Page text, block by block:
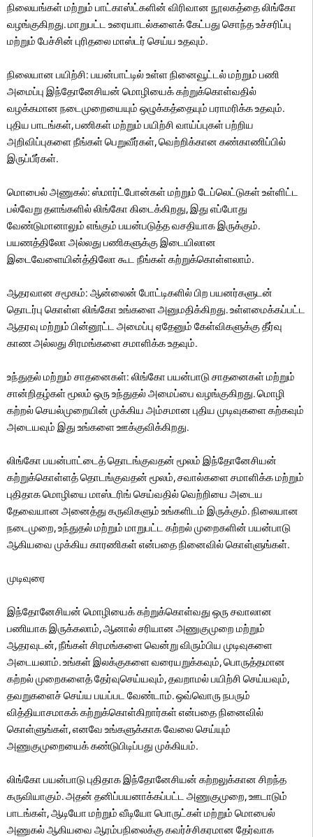
நிலையங்கள் மற்றும் பாட்காஸ்ட்களின் விரிவான நூலகத்தை லிங்கோ
வழங்குகிறது. மாறுபட்ட உரையாடல்களைக் கேட்பது சொந்த உச்சரிப்பு
மற்றும் பேச்சின் புரிதலை மாஸ்டர் செய்ய உதவும்.
நிலையான பயிற்சி: பயன்பாட்டில் உள்ள நினைவூட்டல் மற்றும் பணி
அமைப்பு இந்தோனேசியன் மொழியைக் கற்றுக்கொள்வதில்
வழக்கமான நடைமுறையையும் ஒழுக்கத்தையும் பராமரிக்க உதவும்.
புதிய பாடங்கள், பணிகள் மற்றும் பயிற்சி வாய்ப்புகள் பற்றிய
அறிவிப்புகளை நீங்கள் பெறுவீர்கள், வெற்றிக்கான கண்காணிப்பில்
இருப்பீர்கள்.
மொபைல் அணுகல்: ஸ்மார்ட்போன்கள் மற்றும் டேப்லெட்டுகள் உள்ளிட்ட
பல்வேறு தளங்களில் லிங்கோ கிடைக்கிறது, இது எப்போது
வேண்டுமானாலும் எங்கும் பயன்படுத்த வசதியாக இருக்கும்.
பயணத்திலோ அல்லது பணிகளுக்கு இடையிலான
இடைவேளையின்த்திலோ கூட நீங்கள் கற்றுக்கொள்ளலாம்.
ஆதரவான சமூகம்: ஆன்லைன் போட்டிகளில் பிற பயனர்களுடன்
தொடர்பு கொள்ள லிங்கோ உங்களை அனுமதிக்கிறது. உள்ளமைக்கப்பட்ட
ஆதரவு மற்றும் பின்னூட்ட அமைப்பு ஏதேனும் கேள்விகளுக்கு தீர்வு
காண அல்லது சிரமங்களை சமாளிக்க உதவும்.
உந்துதல் மற்றும் சாதனைகள்: லிங்கோ பயன்பாடு சாதனைகள் மற்றும்
சான்றிதழ்கள் மூலம் ஒரு உந்துதல் அமைப்பை வழங்குகிறது. மொழி
கற்றல் செயல்முறையின் முக்கிய அம்சமான புதிய முடிவுகளை கற்கவும்
அடையவும் இது உங்களை ஊக்குவிக்கிறது.
லிங்கோ பயன்பாட்டைத் தொடங்குவதன் மூலம் இந்தோனேசியன்
கற்றுக்கொள்ளத் தொடங்குவதன் மூலம், சவால்களை சமாளிக்க மற்றும்
புதிதாக மொழியை மாஸ்டரிங் செய்வதில் வெற்றியை அடைய
தேவையான அனைத்து கருவிகளும் உங்களிடம் இருக்கும். நிலையான
நடைமுறை, உந்துதல் மற்றும் மாறுபட்ட கற்றல் முறைகளின் பயன்பாடு
ஆகியவை முக்கிய காரணிகள் என்பதை நினைவில் கொள்ளுங்கள்.
முடிவுரை
இந்தோனேசியன் மொழியைக் கற்றுக்கொள்வது ஒரு சவாலான
பணியாக இருக்கலாம், ஆனால் சரியான அணுகுமுறை மற்றும்
ஆதரவுடன், நீங்கள் சிரமங்களை வென்று விரும்பிய முடிவுகளை
அடையலாம். உங்கள் இலக்குகளை வரையறுக்கவும், பொருத்தமான
கற்றல் முறைகளைத் தேர்வுசெய்யவும், தவறாமல் பயிற்சி செய்யவும்,
தவறுகளைச் செய்ய பயப்பட வேண்டாம். ஒவ்வொரு நபரும்
வித்தியாசமாகக் கற்றுக்கொள்கிறார்கள் என்பதை நினைவில்
கொள்ளுங்கள், எனவே உங்களுக்காக வேலை செய்யும்
அணுகுமுறையைக் கண்டுபிடிப்பது முக்கியம்.
லிங்கோ பயன்பாடு புதிதாக இந்தோனேசியன் கற்றலுக்கான சிறந்த
கருவியாகும். அதன் தனிப்பயனாக்கப்பட்ட அணுகுமுறை, ஊடாடும்
பாடங்கள், ஆடியோ மற்றும் வீடியோ பொருட்கள் மற்றும் மொபைல்
அணுகல் ஆகியவை ஆரம்பநிலைக்கு கவர்ச்சிகரமான தேர்வாக